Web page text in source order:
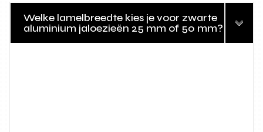
Welke lamelbreedte kies je voor zwarte
aluminium jaloezieën 25 mm of 50 mm?